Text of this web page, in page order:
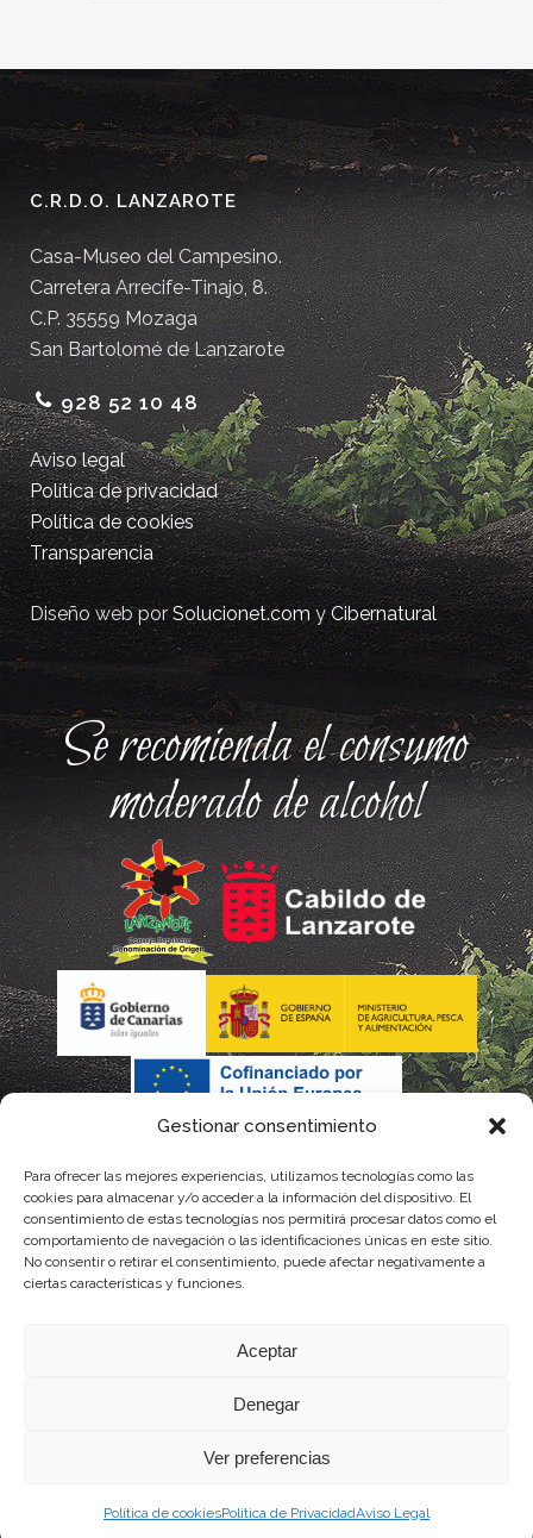
Gestionar consentimiento
Para ofrecer las mejores experiencias, utilizamos tecnologías como las
cookies para almacenar y/o acceder a la información del dispositivo. El
consentimiento de estas tecnologías nos permitirá procesar datos como el
comportamiento de navegación o las identificaciones únicas en este sitio.
No consentir o retirar el consentimiento, puede afectar negativamente a
ciertas características y funciones.
Aceptar
Denegar
Ver preferencias
Política de cookiesPolítica de PrivacidadAviso Legal
C.R.D.O. LANZAROTE
Casa-Museo del Campesino.
Carretera Arrecife-Tinajo, 8.
C.P. 35559 Mozaga
San Bartolomé de Lanzarote
928 52 10 48
Aviso legal
Política de privacidad
Política de cookies
Transparencia
Diseño web porSolucionet.comyCibernatural
Se recomienda el consumo
moderado de alcohol
La gestión de la DOP Lanzarote realizada por este Consejo
Regulador es financiada, parcialmente, por el Gobierno de
Canarias
Instituto Canario de Calidad Agroalimentaria